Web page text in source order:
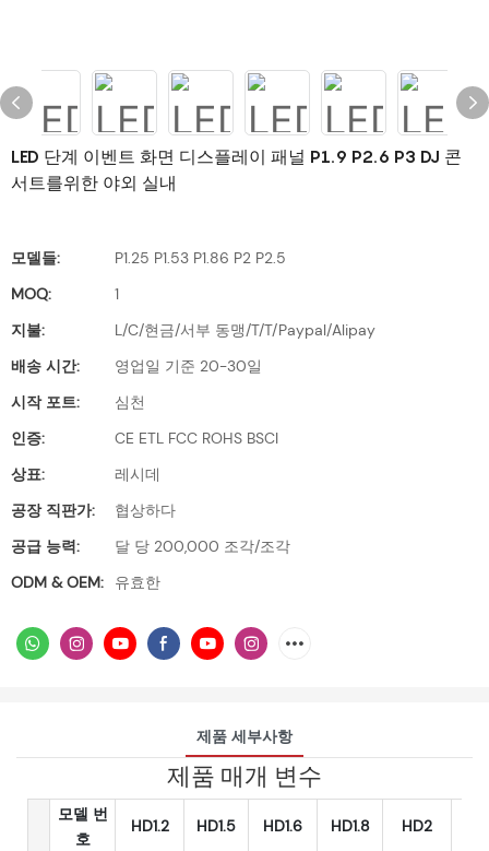
LED 단계 이벤트 화면 디스플레이 패널 P1.9 P2.6 P3 DJ 콘
서트를위한 야외 실내
모델들:
P1.25 P1.53 P1.86 P2 P2.5
MOQ:
1
지불:
L/C/현금/서부 동맹/T/T/Paypal/Alipay
배송 시간:
영업일 기준 20-30일
시작 포트:
심천
인증:
CE ETL FCC ROHS BSCI
상표:
레시데
공장 직판가:
협상하다
공급 능력:
달 당 200,000 조각/조각
ODM & OEM:
유효한
제품 세부사항
제품 매개 변수
모델 번
호
HD1.2 HD1.5 HD1.6 HD1.8 HD2